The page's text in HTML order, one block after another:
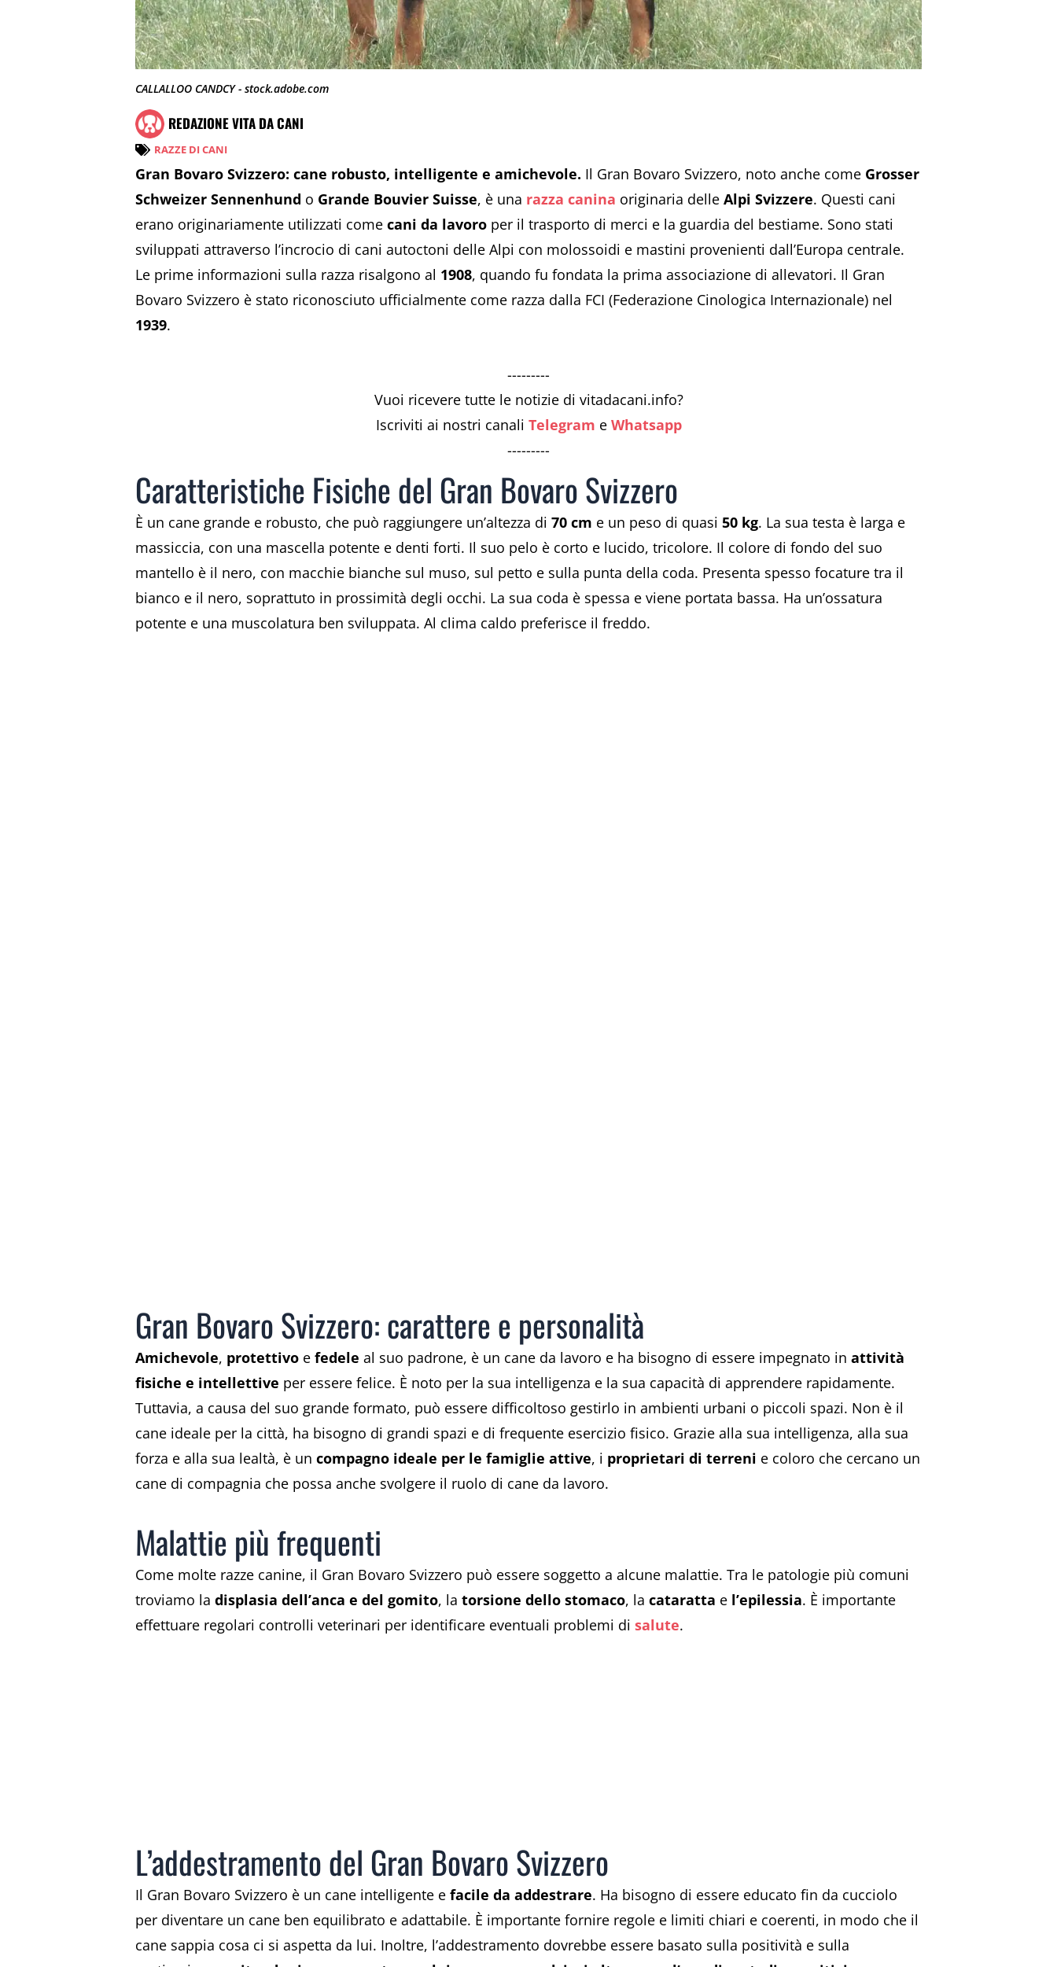
CALLALLOO CANDCY - stock.adobe.com
REDAZIONE VITA DA CANI
RAZZE DI CANI
Gran Bovaro Svizzero: cane robusto, intelligente e amichevole. Il Gran Bovaro Svizzero, noto anche come Grosser
Schweizer Sennenhund o Grande Bouvier Suisse, è una razza canina originaria delle Alpi Svizzere. Questi cani
erano originariamente utilizzati come cani da lavoro per il trasporto di merci e la guardia del bestiame. Sono stati
sviluppati attraverso l’incrocio di cani autoctoni delle Alpi con molossoidi e mastini provenienti dall’Europa centrale.
Le prime informazioni sulla razza risalgono al 1908, quando fu fondata la prima associazione di allevatori. Il Gran
Bovaro Svizzero è stato riconosciuto ufficialmente come razza dalla FCI (Federazione Cinologica Internazionale) nel
1939.
---------
Vuoi ricevere tutte le notizie di vitadacani.info?
Iscriviti ai nostri canali Telegram e Whatsapp
---------
Caratteristiche Fisiche del Gran Bovaro Svizzero
È un cane grande e robusto, che può raggiungere un’altezza di 70 cm e un peso di quasi 50 kg. La sua testa è larga e
massiccia, con una mascella potente e denti forti. Il suo pelo è corto e lucido, tricolore. Il colore di fondo del suo
mantello è il nero, con macchie bianche sul muso, sul petto e sulla punta della coda. Presenta spesso focature tra il
bianco e il nero, soprattuto in prossimità degli occhi. La sua coda è spessa e viene portata bassa. Ha un’ossatura
potente e una muscolatura ben sviluppata. Al clima caldo preferisce il freddo.
Gran Bovaro Svizzero: carattere e personalità
Amichevole, protettivo e fedele al suo padrone, è un cane da lavoro e ha bisogno di essere impegnato in attività
fisiche e intellettive per essere felice. È noto per la sua intelligenza e la sua capacità di apprendere rapidamente.
Tuttavia, a causa del suo grande formato, può essere difficoltoso gestirlo in ambienti urbani o piccoli spazi. Non è il
cane ideale per la città, ha bisogno di grandi spazi e di frequente esercizio fisico. Grazie alla sua intelligenza, alla sua
forza e alla sua lealtà, è un compagno ideale per le famiglie attive, i proprietari di terreni e coloro che cercano un
cane di compagnia che possa anche svolgere il ruolo di cane da lavoro.
Malattie più frequenti
Come molte razze canine, il Gran Bovaro Svizzero può essere soggetto a alcune malattie. Tra le patologie più comuni
troviamo la displasia dell’anca e del gomito, la torsione dello stomaco, la cataratta e l’epilessia. È importante
effettuare regolari controlli veterinari per identificare eventuali problemi di salute.
L’addestramento del Gran Bovaro Svizzero
Il Gran Bovaro Svizzero è un cane intelligente e facile da addestrare. Ha bisogno di essere educato fin da cucciolo
per diventare un cane ben equilibrato e adattabile. È importante fornire regole e limiti chiari e coerenti, in modo che il
cane sappia cosa ci si aspetta da lui. Inoltre, l’addestramento dovrebbe essere basato sulla positività e sulla